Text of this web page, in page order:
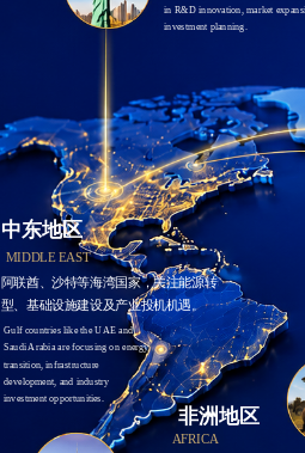
in R&D innovation, market
investment planning.
中东地区
MIDDLE EAST
阿联酋、沙特等海湾国家，关注能源转
型、基础设施建设及产业投机机遇。
Gulf countries like the UAE and
Saudi Arabia are focusing on energy
transition, infrastructure
development, and industry
investment opportunities.
非洲地区
AFRICA